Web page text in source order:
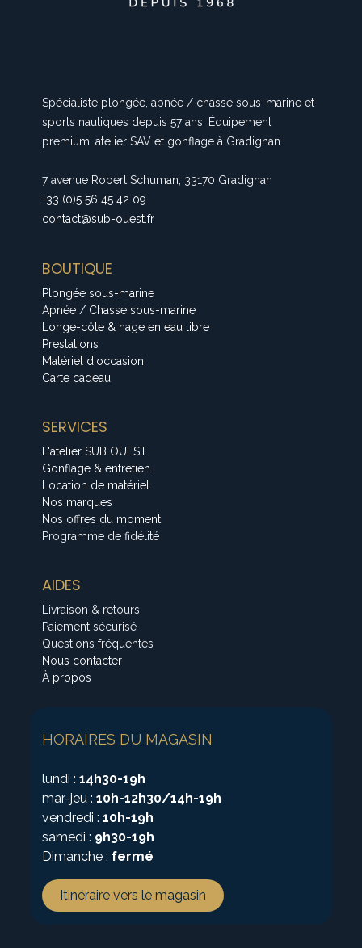
Spécialiste plongée, apnée / chasse sous-marine et
sports nautiques depuis 57 ans. Équipement
premium, atelier SAV et gonflage à Gradignan.
7 avenue Robert Schuman, 33170 Gradignan
+33 (0)5 56 45 42 09
contact@sub-ouest.fr
BOUTIQUE
Plongée sous-marine
Apnée / Chasse sous-marine
Longe-côte & nage en eau libre
Prestations
Matériel d'occasion
Carte cadeau
SERVICES
L'atelier SUB OUEST
Gonflage & entretien
Location de matériel
Nos marques
Nos offres du moment
Programme de fidélité
AIDES
Livraison & retours
Paiement sécurisé
Questions fréquentes
Nous contacter
À propos
HORAIRES DU MAGASIN
lundi :14h30-19h
mar-jeu :10h-12h30/14h-19h
vendredi :10h-19h
samedi : 9h30-19h
Dimanche : fermé
Itinéraire vers le magasin